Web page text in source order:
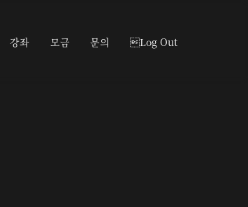
강좌 모금 문의 Log Out